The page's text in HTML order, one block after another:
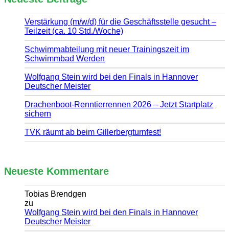
Verstärkung (m/w/d) für die Geschäftsstelle gesucht –
Teilzeit (ca. 10 Std./Woche)
Schwimmabteilung mit neuer Trainingszeit im
Schwimmbad Werden
Wolfgang Stein wird bei den Finals in Hannover
Deutscher Meister
Drachenboot-Renntierrennen 2026 – Jetzt Startplatz
sichern
TVK räumt ab beim Gillerbergturnfest!
Neueste Kommentare
Tobias Brendgen
zu
Wolfgang Stein wird bei den Finals in Hannover
Deutscher Meister